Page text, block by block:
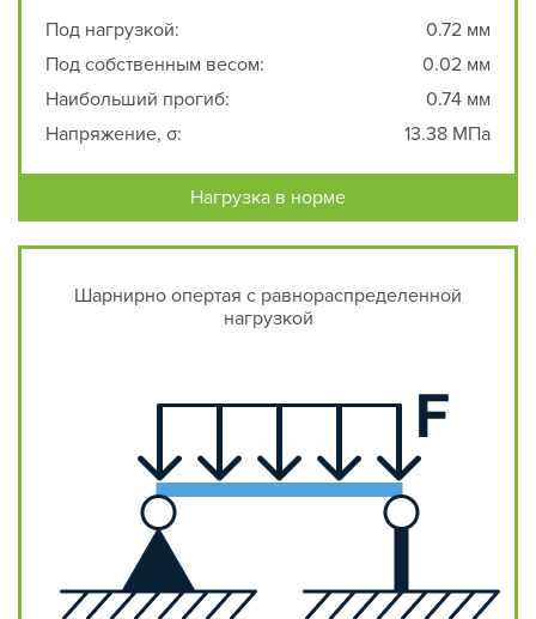
Под нагрузкой:
0.72 мм
Под собственным весом:
0.02 мм
Наибольший прогиб:
0.74 мм
Напряжение, σ:
13.38 МПа
Нагрузка в норме
Шарнирно опертая с равнораспределенной
нагрузкой